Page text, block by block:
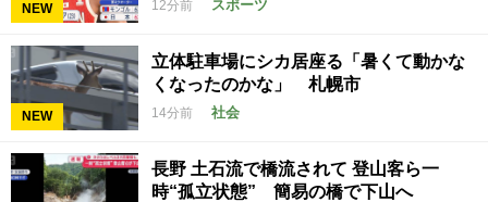
NEW 12分前 スポーツ
NEW
立体駐車場にシカ居座る「暑くて動かな
くなったのかな」 札幌市
14分前 社会
長野 土石流で橋流されて 登山客ら一
時“孤立状態” 簡易の橋で下山へ